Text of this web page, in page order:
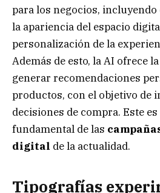
para los negocios,
la apariencia del espacio
personalización de la
Además de esto, la AI ofrece
generar recomendaciones
productos, con el objetivo de
decisiones de compra. Este
fundamental de las
digital de la actualidad.
Tipografías